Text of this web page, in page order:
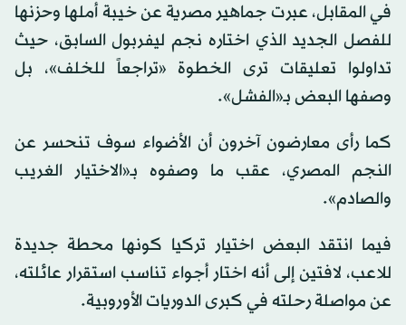
في المقابل، عبرت جماهير مصرية عن خيبة أملها وحزنها
للفصل الجديد الذي اختاره نجم ليفربول السابق، حيث
تداولوا تعليقات ترى الخطوة «تراجعاً للخلف»، بل
وصفها البعض بـ«الفشل».
كما رأى معارضون آخرون أن الأضواء سوف تنحسر عن
النجم المصري، عقب ما وصفوه بـ«الاختيار الغريب
والصادم».
فيما انتقد البعض اختيار تركيا كونها محطة جديدة
للاعب، لافتين إلى أنه اختار أجواء تناسب استقرار عائلته،
عن مواصلة رحلته في كبرى الدوريات الأوروبية.